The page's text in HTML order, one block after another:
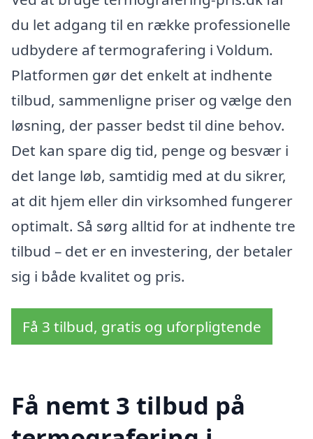
du let adgang til en række professionelle
udbydere af termografering i Voldum.
Platformen gør det enkelt at indhente
tilbud, sammenligne priser og vælge den
løsning, der passer bedst til dine behov.
Det kan spare dig tid, penge og besvær i
det lange løb, samtidig med at du sikrer,
at dit hjem eller din virksomhed fungerer
optimalt. Så sørg alltid for at indhente tre
tilbud – det er en investering, der betaler
sig i både kvalitet og pris.
Få 3 tilbud, gratis og uforpligtende
Få nemt 3 tilbud på